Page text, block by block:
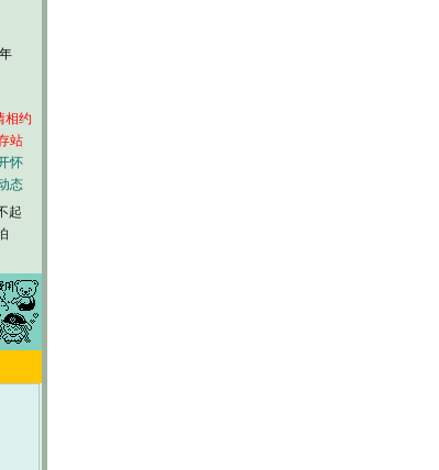
年
相约
站
怀
态
起